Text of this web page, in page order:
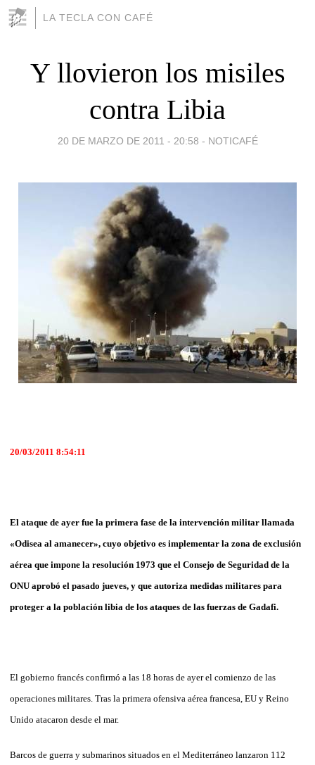
LA TECLA CON CAFÉ
Y llovieron los misiles
contra Libia
20 DE MARZO DE 2011 - 20:58 - NOTICAFÉ
20/03/2011 8:54:11
El ataque de ayer fue la primera fase de la intervención militar llamada
«Odisea al amanecer», cuyo objetivo es implementar la zona de exclusión
aérea que impone la resolución 1973 que el Consejo de Seguridad de la
ONU aprobó el pasado jueves, y que autoriza medidas militares para
proteger a la población libia de los ataques de las fuerzas de Gadafi.
El gobierno francés confirmó a las 18 horas de ayer el comienzo de las
operaciones militares. Tras la primera ofensiva aérea francesa, EU y Reino
Unido atacaron desde el mar.
Barcos de guerra y submarinos situados en el Mediterráneo lanzaron 112